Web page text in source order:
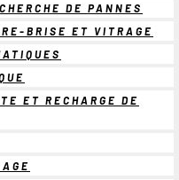
DE PANNES
BRISE ET VITRAGE
ET RECHARGE DE